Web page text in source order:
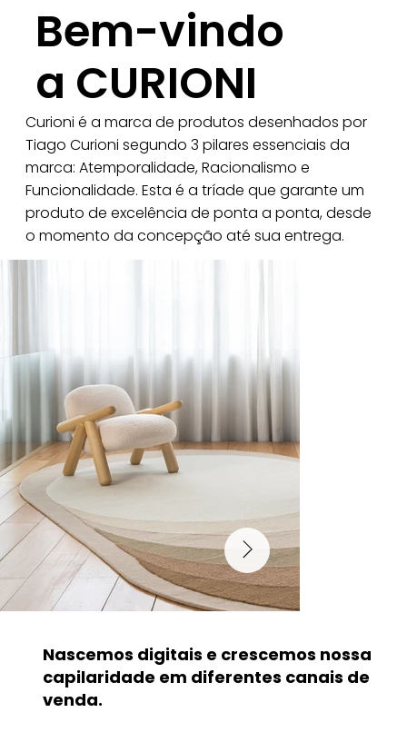
Bem-vindo
a CURIONI
Curioni é a marca de produtos desenhados por
Tiago Curioni segundo 3 pilares essenciais da
marca: Atemporalidade, Racionalismo e
Funcionalidade. Esta é a tríade que garante um
produto de excelência de ponta a ponta, desde
o momento da concepção até sua entrega.
Nascemos digitais e crescemos nossa
capilaridade em diferentes canais de
venda.